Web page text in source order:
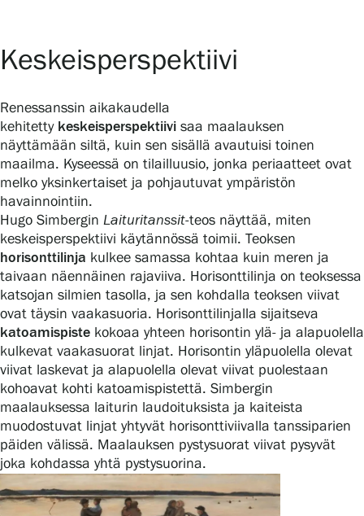
Ravintola Gösta
Serlachius Taidesauna
Serlachius Art & Sauna Express
Medialle
Vastuullisuus
Esteettömyys
Tietosuoja ja evästeet
Verkkokauppa
Keskeisperspektiivi
Renessanssin aikakaudella
kehitetty keskeisperspektiivi saa maalauksen
näyttämään siltä, kuin sen sisällä avautuisi toinen
maailma. Kyseessä on tilailluusio, jonka periaatteet ovat
melko yksinkertaiset ja pohjautuvat ympäristön
havainnointiin.
Hugo Simbergin Laituritanssit-teos näyttää, miten
keskeisperspektiivi käytännössä toimii. Teoksen
horisonttilinja kulkee samassa kohtaa kuin meren ja
taivaan näennäinen rajaviiva. Horisonttilinja on teoksessa
katsojan silmien tasolla, ja sen kohdalla teoksen viivat
ovat täysin vaakasuoria. Horisonttilinjalla sijaitseva
katoamispiste kokoaa yhteen horisontin ylä- ja alapuolella
kulkevat vaakasuorat linjat. Horisontin yläpuolella olevat
viivat laskevat ja alapuolella olevat viivat puolestaan
kohoavat kohti katoamispistettä. Simbergin
maalauksessa laiturin laudoituksista ja kaiteista
muodostuvat linjat yhtyvät horisonttiviivalla tanssiparien
päiden välissä. Maalauksen pystysuorat viivat pysyvät
joka kohdassa yhtä pystysuorina.